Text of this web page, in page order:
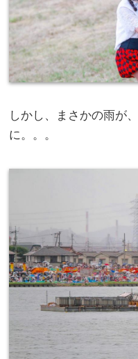
しかし、まさかの雨が
に。。。